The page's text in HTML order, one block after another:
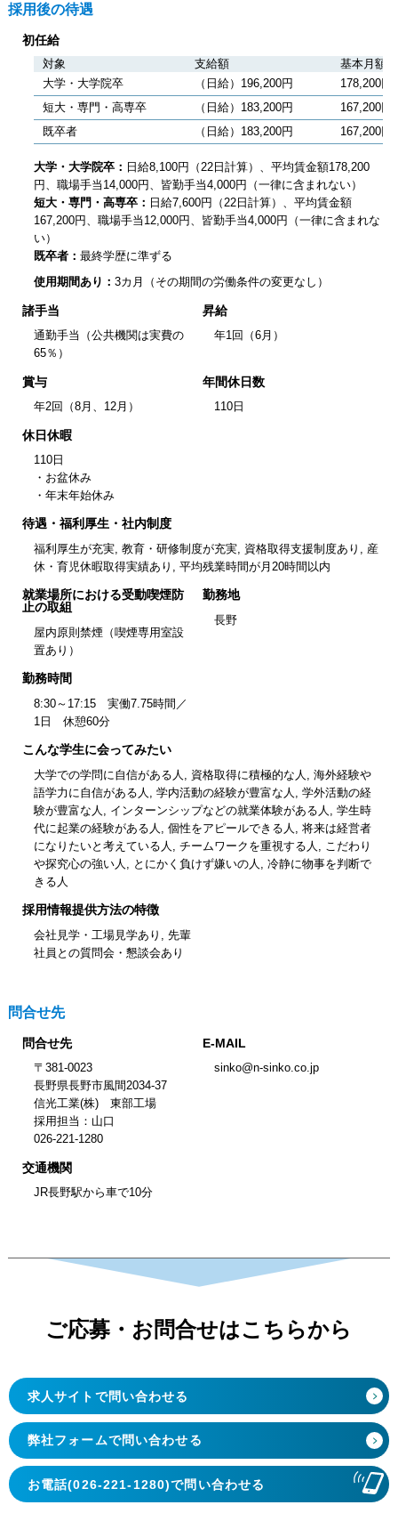
採用後の待遇
初任給
対象 支給額
基本月額
大学・大学院卒
（日給） 196,200円
178,200円
短大・専門・高専卒
（日給） 183,200円
167,200円
既卒者
（日給） 183,200円 167,200円
大学・大学院卒： 日給8,100円（22日計算）、平均賃金額178,200
円、職場手当14,000円、皆勤手当4,000円（一律に含まれない）
短大・専門・高専卒： 日給7,600円（22日計算）、平均賃金額
167,200円、職場手当12,000円、皆勤手当4,000円（一律に含まれな
い）
既卒者： 最終学歴に準ずる
使用期間あり： 3カ月（その期間の労働条件の変更なし）
諸手当
通勤手当（公共機関は実費の
65％）
昇給
年1回（6月）
賞与
年2回（8月、12月）
年間休日数
110日
休日休暇
110日
・お盆休み
・年末年始休み
待遇・福利厚生・社内制度
福利厚生が充実, 教育・研修制度が充実, 資格取得支援制度あり, 産
休・育児休暇取得実績あり, 平均残業時間が月20時間以内
就業場所における受動喫煙防
止の取組
屋内原則禁煙（喫煙専用室設
置あり）
勤務地
長野
勤務時間
8:30～17:15 実働7.75時間／
1日 休憩60分
こんな学生に会ってみたい
大学での学問に自信がある人, 資格取得に積極的な人, 海外経験や
語学力に自信がある人, 学内活動の経験が豊富な人, 学外活動の経
験が豊富な人, インターンシップなどの就業体験がある人, 学生時
代に起業の経験がある人, 個性をアピールできる人, 将来は経営者
になりたいと考えている人, チームワークを重視する人, こだわり
や探究心の強い人, とにかく負けず嫌いの人, 冷静に物事を判断で
きる人
採用情報提供方法の特徴
会社見学・工場見学あり, 先輩
社員との質問会・懇談会あり
問合せ先
問合せ先
〒381-0023
長野県長野市風間2034‐37
信光工業(株) 東部工場
採用担当：山口
026-221-1280
E-MAIL
sinko@n-sinko.co.jp
交通機関
JR長野駅から車で10分
ご応募・お問合せはこちらから
求人サイトで問い合わせる
弊社フォームで問い合わせる
お電話(026-221-1280)で問い合わせる